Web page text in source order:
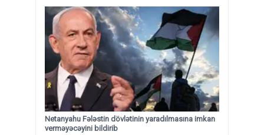
Netanyahu Fələstin dövlətinin yaradılmasına imkan
verməyəcəyini bildirib